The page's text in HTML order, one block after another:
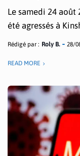
Le samedi 24
été agressés à
Rédigé par : Roly B. 28/
READ MORE